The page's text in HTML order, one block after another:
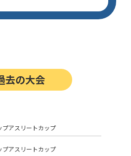
去の大会
プアスリートカップ
プアスリートカップ